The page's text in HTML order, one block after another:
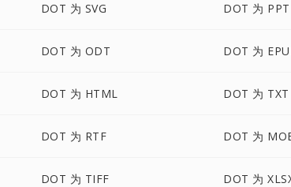
DOT 为 SVG DOT 为 PPT
DOT 为 ODT DOT 为
DOT 为 HTML DOT 为 TXT
DOT 为 RTF DOT 为
DOT 为 TIFF DOT 为